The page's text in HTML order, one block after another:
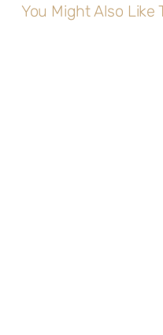
You Might Also Like